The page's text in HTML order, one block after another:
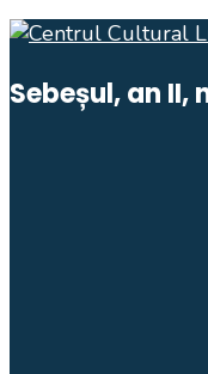
Sebeșul, an II,